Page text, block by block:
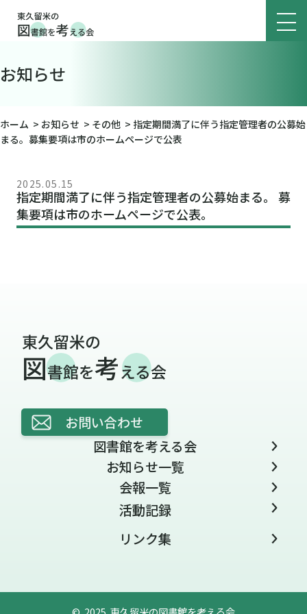
お知らせ
ホーム > お知らせ > その他 > 指定期間満了に伴う指定管理者の公募始
まる。募集要項は市のホームページで公表
指定期間満了に伴う指定管理者の公募始まる。 募
集要項は市のホームページで公表。
2025.05.15
お問い合わせ
図書館を考える会
お知らせ一覧
会報一覧
活動記録
リンク集